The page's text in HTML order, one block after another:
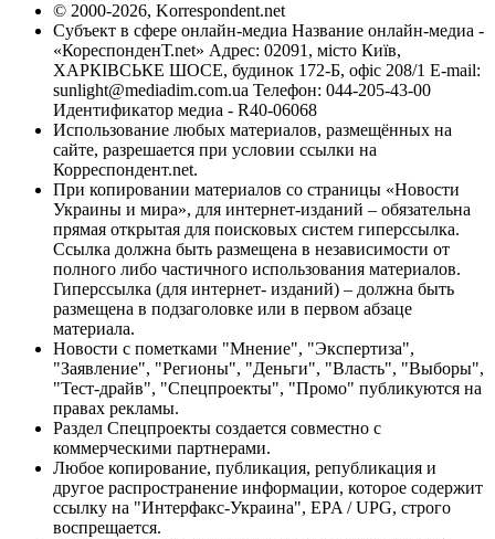
© 2000-2026, Korrespondent.net
Субъект в сфере онлайн-медиа Название онлайн-медиа -
«КореспонденТ.net» Адрес: 02091, місто Київ,
ХАРКІВСЬКЕ ШОСЕ, будинок 172-Б, офіс 208/1 E-mail:
sunlight@mediadim.com.ua Телефон: 044-205-43-00
Идентификатор медиа - R40-06068
Использование любых материалов, размещённых на
сайте, разрешается при условии ссылки на
Корреспондент.net.
При копировании материалов со страницы «Новости
Украины и мира», для интернет-изданий – обязательна
прямая открытая для поисковых систем гиперссылка.
Ссылка должна быть размещена в независимости от
полного либо частичного использования материалов.
Гиперссылка (для интернет- изданий) – должна быть
размещена в подзаголовке или в первом абзаце
материала.
Новости с пометками "Мнение", "Экспертиза",
"Заявление", "Регионы", "Деньги", "Власть", "Выборы",
"Тест-драйв", "Спецпроекты", "Промо" публикуются на
правах рекламы.
Раздел Спецпроекты создается совместно с
коммерческими партнерами.
Любое копирование, публикация, републикация и
другое распространение информации, которое содержит
ссылку на "Интерфакс-Украина", EPA / UPG, строго
воспрещается.